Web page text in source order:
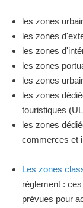
les zones
les zones
les zones
les zones
les zones
les zones
touristiques
les zones
commerces et
Les zones
règlement :
prévues pour